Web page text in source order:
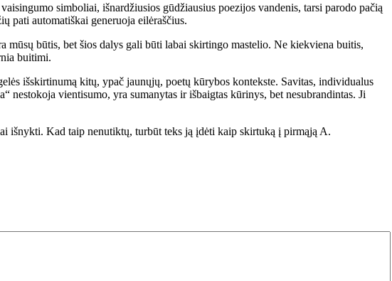
simboliai, išnardžiusios gūdžiausius poezijos vandenis, tarsi parodo pačią
pati automatiškai generuoja eilėraščius.
būtis, bet šios dalys gali būti labai skirtingo mastelio. Ne kiekviena buitis,
buitimi.
išskirtinumą kitų, ypač jaunųjų, poetų kūrybos kontekste. Savitas, individualus
nestokoja vientisumo, yra sumanytas ir išbaigtas kūrinys, bet nesubrandintas. Ji
išnykti. Kad taip nenutiktų, turbūt teks ją įdėti kaip skirtuką į pirmąją A.